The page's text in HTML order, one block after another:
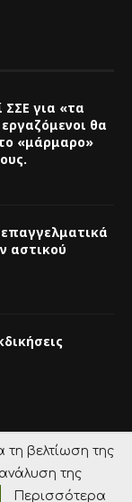
ΣΣΕ για «τα
θα
«μάρμαρο»
αστικού
Developed by
τη βελτίωση της
ανάλυση της
Περισσότερα